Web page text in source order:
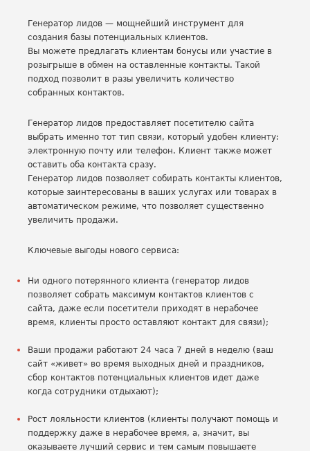
Генератор лидов — мощнейший инструмент для
создания базы потенциальных клиентов.
Вы можете предлагать клиентам бонусы или участие в
розыгрыше в обмен на оставленные контакты. Такой
подход позволит в разы увеличить количество
собранных контактов.
Генератор лидов предоставляет посетителю сайта
выбрать именно тот тип связи, который удобен клиенту:
электронную почту или телефон. Клиент также может
оставить оба контакта сразу.
Генератор лидов позволяет собирать контакты клиентов,
которые заинтересованы в ваших услугах или товарах в
автоматическом режиме, что позволяет существенно
увеличить продажи.
Ключевые выгоды нового сервиса:
Ни одного потерянного клиента (генератор лидов
позволяет собрать максимум контактов клиентов с
сайта, даже если посетители приходят в нерабочее
время, клиенты просто оставляют контакт для связи);
Ваши продажи работают 24 часа 7 дней в неделю (ваш
сайт «живет» во время выходных дней и праздников,
сбор контактов потенциальных клиентов идет даже
когда сотрудники отдыхают);
Рост лояльности клиентов (клиенты получают помощь и
поддержку даже в нерабочее время, а, значит, вы
оказываете лучший сервис и тем самым повышаете